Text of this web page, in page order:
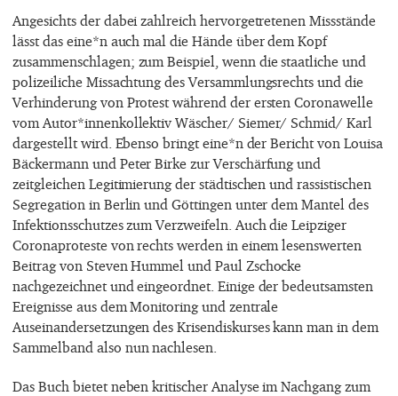
Angesichts der dabei zahlreich hervorgetretenen Missstände
lässt das eine*n auch mal die Hände über dem Kopf
zusammenschlagen; zum Beispiel, wenn die staatliche und
polizeiliche Missachtung des Versammlungsrechts und die
Verhinderung von Protest während der ersten Coronawelle
vom Autor*innenkollektiv Wäscher/ Siemer/ Schmid/ Karl
dargestellt wird. Ebenso bringt eine*n der Bericht von Louisa
Bäckermann und Peter Birke zur Verschärfung und
zeitgleichen Legitimierung der städtischen und rassistischen
Segregation in Berlin und Göttingen unter dem Mantel des
Infektionsschutzes zum Verzweifeln. Auch die Leipziger
Coronaproteste von rechts werden in einem lesenswerten
Beitrag von Steven Hummel und Paul Zschocke
nachgezeichnet und eingeordnet. Einige der bedeutsamsten
Ereignisse aus dem Monitoring und zentrale
Auseinandersetzungen des Krisendiskurses kann man in dem
Sammelband also nun nachlesen.
Das Buch bietet neben kritischer Analyse im Nachgang zum